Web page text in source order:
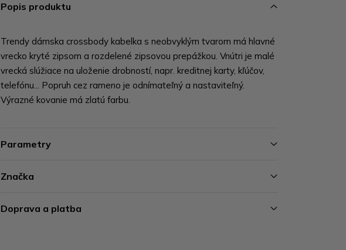
Popis produktu
Trendy dámska crossbody kabelka s neobvyklým tvarom má hlavné
vrecko kryté zipsom a rozdelené zipsovou prepážkou. Vnútri je malé
vrecká slúžiace na uloženie drobností, napr. kreditnej karty, kľúčov,
telefónu... Popruh cez rameno je odnímateľný a nastaviteľný.
Výrazné kovanie má zlatú farbu.
Parametry
Značka
Doprava a platba